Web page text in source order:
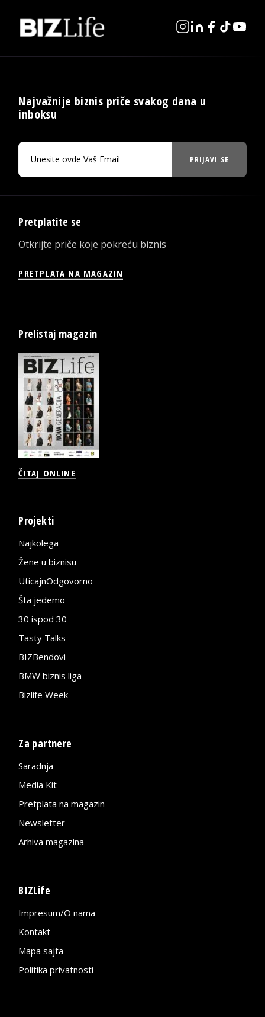
Najvažnije biznis priče svakog dana u
inboksu
PRIJAVI SE
Pretplatite se
Otkrijte priče koje pokreću biznis
PRETPLATA NA MAGAZIN
Prelistaj magazin
ČITAJ ONLINE
Projekti
Najkolega
Žene u biznisu
UticajnOdgovorno
Šta jedemo
30 ispod 30
Tasty Talks
BIZBendovi
BMW biznis liga
Bizlife Week
Za partnere
Saradnja
Media Kit
Pretplata na magazin
Newsletter
Arhiva magazina
BIZLife
Impresum/O nama
Kontakt
Mapa sajta
Politika privatnosti